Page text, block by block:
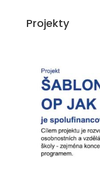
Projekty